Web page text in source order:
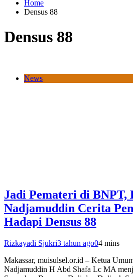
Home
Densus 88
Densus 88
News
Jadi Pemateri di BNPT,
Nadjamuddin Cerita
Hadapi Densus 88
Rizkayadi Sjukri3 tahun ago04 mins
Makassar, muisulsel.or.id – Ketua
Nadjamuddin H Abd Shafa Lc MA